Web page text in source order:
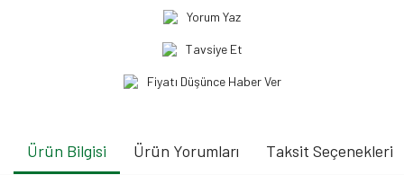
Yorum Yaz
Tavsiye Et
Fiyatı Düşünce Haber Ver
Ürün Bilgisi Ürün Yorumları Taksit Seçenekleri